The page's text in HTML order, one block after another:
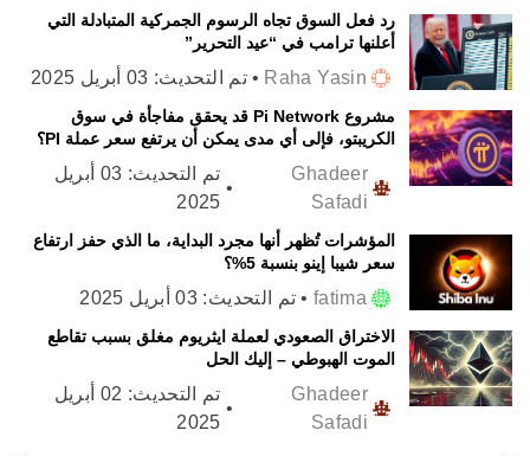
رد فعل السوق تجاه الرسوم الجمركية المتبادلة التي
أعلنها ترامب في “عيد التحرير”
Raha Yasin
• تم التحديث: 03 أبريل 2025
مشروع Pi Network قد يحقق مفاجأة في سوق
الكريبتو، فإلى أي مدى يمكن أن يرتفع سعر عملة PI؟
Ghadeer
Safadi
•
تم التحديث:
03 أبريل
2025
المؤشرات تُظهر أنها مجرد البداية، ما الذي حفز ارتفاع
سعر شيبا إينو بنسبة 5%؟
fatima
• تم التحديث: 03 أبريل 2025
الاختراق الصعودي لعملة ايثريوم مغلق بسبب تقاطع
الموت الهبوطي – إليك الحل
Ghadeer
Safadi
•
تم التحديث:
02 أبريل
2025